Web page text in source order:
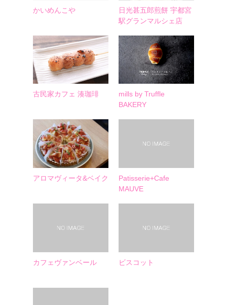
かいめんこや
日光甚五郎煎餅 宇都宮
駅グランマルシェ店
古民家カフェ 湊珈琲
mills by Truffle
BAKERY
アロマヴィータ&ベイク
Patisserie+Cafe
MAUVE
カフェヴァンベール ビスコット